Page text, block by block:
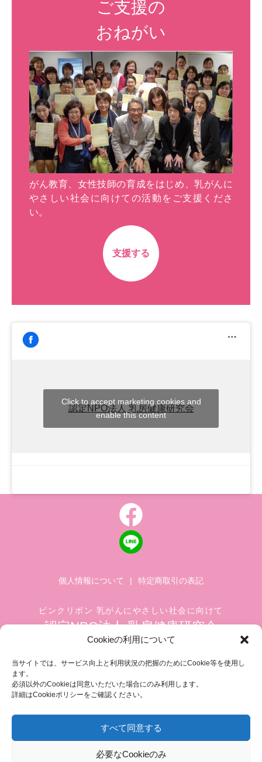
Cookieの利用について
当サイトでは、サービス向上と利用状況の把握のためにCookie等を使用し
ます。
必須以外のCookieは同意いただいた場合にのみ利用します。
詳細はCookieポリシーをご確認ください。
すべて同意する
必要なCookieのみ
ご支援の
おねがい
がん教育、女性技師の育成をはじめ、乳がんに
やさしい社会に向けての活動をご支援くださ
い。
支援する
認定NPO法人 乳房健康研究会
Click to accept marketing cookies and
enable this content
個人情報について | 特定商取引の表記
ピンクリボン 乳がんにやさしい社会に向けて
認定NPO法人 乳房健康研究会
築地ホワイトビル 1002
FAX.03-3545-6545
info@breastcare.jp
COPYRIGHT (C) 2019 JAPAN SOCIETY OF BREAST HEALTH, ALL RIGHT RESERVED